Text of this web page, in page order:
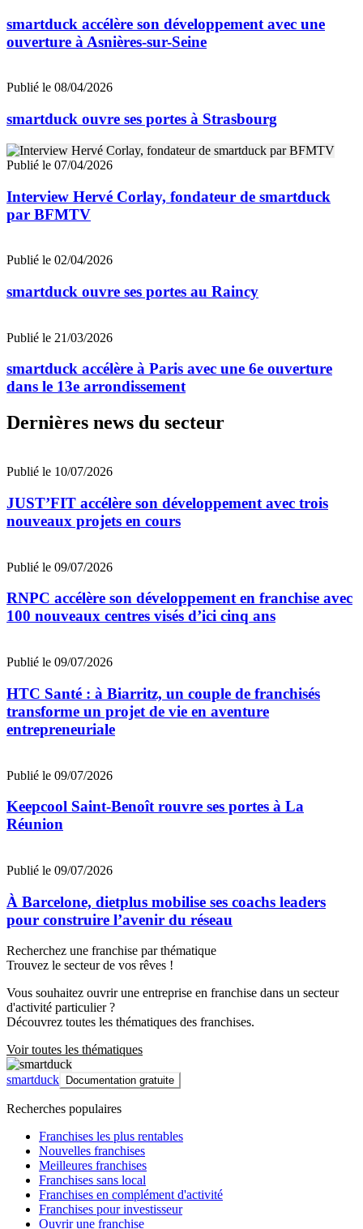
smartduck accélère son développement avec une
ouverture à Asnières-sur-Seine
Publié le 08/04/2026
smartduck ouvre ses portes à Strasbourg
Publié le 07/04/2026
Interview Hervé Corlay, fondateur de smartduck
par BFMTV
Publié le 02/04/2026
smartduck ouvre ses portes au Raincy
Publié le 21/03/2026
smartduck accélère à Paris avec une 6e ouverture
dans le 13e arrondissement
Dernières news du secteur
Publié le 10/07/2026
JUST’FIT accélère son développement avec trois
nouveaux projets en cours
Publié le 09/07/2026
RNPC accélère son développement en franchise avec
100 nouveaux centres visés d’ici cinq ans
Publié le 09/07/2026
HTC Santé : à Biarritz, un couple de franchisés
transforme un projet de vie en aventure
entrepreneuriale
Publié le 09/07/2026
Keepcool Saint-Benoît rouvre ses portes à La
Réunion
Publié le 09/07/2026
À Barcelone, dietplus mobilise ses coachs leaders
pour construire l’avenir du réseau
Recherchez une franchise par thématique
Trouvez le secteur de vos rêves !
Vous souhaitez ouvrir une entreprise en franchise dans un secteur
d'activité particulier ?
Découvrez toutes les thématiques des franchises.
Voir toutes les thématiques
smartduck Documentation gratuite
Recherches populaires
Franchises les plus rentables
Nouvelles franchises
Meilleures franchises
Franchises sans local
Franchises en complément d'activité
Franchises pour investisseur
Ouvrir une franchise